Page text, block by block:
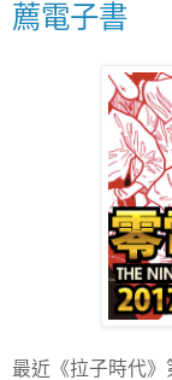
薦電子書
最近《拉子時代